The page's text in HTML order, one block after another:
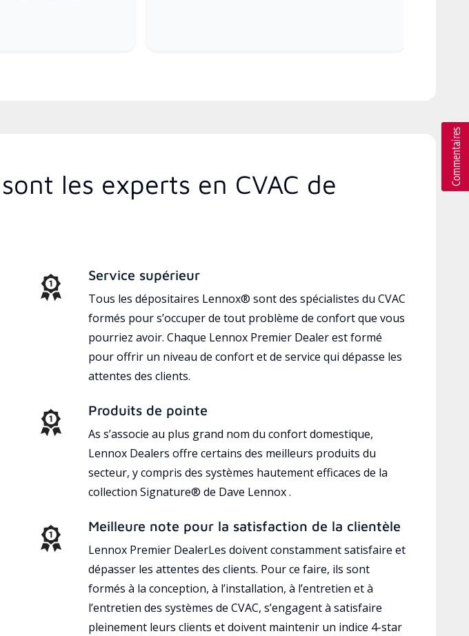
les experts en CVAC de
Service supérieur
Tous les dépositaires Lennox® sont des spécialistes du CVAC
formés pour s’occuper de tout problème de confort que vous
pourriez avoir. Chaque Lennox Premier Dealer est formé
pour offrir un niveau de confort et de service qui dépasse les
attentes des clients.
Produits de pointe
As s’associe au plus grand nom du confort domestique,
Lennox Dealers offre certains des meilleurs produits du
secteur, y compris des systèmes hautement efficaces de la
collection Signature® de Dave Lennox .
Meilleure note pour la satisfaction de la clientèle
Lennox Premier DealerLes doivent constamment satisfaire et
dépasser les attentes des clients. Pour ce faire, ils sont
formés à la conception, à l’installation, à l’entretien et à
l’entretien des systèmes de CVAC, s’engagent à satisfaire
pleinement leurs clients et doivent maintenir un indice 4-star